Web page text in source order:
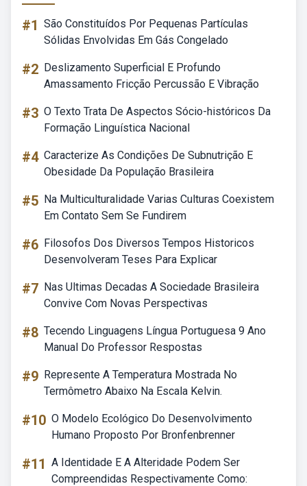
#1 São Constituídos Por Pequenas Partículas
Sólidas Envolvidas Em Gás Congelado
#2 Deslizamento Superficial E Profundo
Amassamento Fricção Percussão E Vibração
#3 O Texto Trata De Aspectos Sócio-históricos Da
Formação Linguística Nacional
#4 Caracterize As Condições De Subnutrição E
Obesidade Da População Brasileira
#5 Na Multiculturalidade Varias Culturas Coexistem
Em Contato Sem Se Fundirem
#6 Filosofos Dos Diversos Tempos Historicos
Desenvolveram Teses Para Explicar
#7 Nas Ultimas Decadas A Sociedade Brasileira
Convive Com Novas Perspectivas
#8 Tecendo Linguagens Língua Portuguesa 9 Ano
Manual Do Professor Respostas
#9 Represente A Temperatura Mostrada No
Termômetro Abaixo Na Escala Kelvin.
#10 O Modelo Ecológico Do Desenvolvimento
Humano Proposto Por Bronfenbrenner
#11 A Identidade E A Alteridade Podem Ser
Compreendidas Respectivamente Como: